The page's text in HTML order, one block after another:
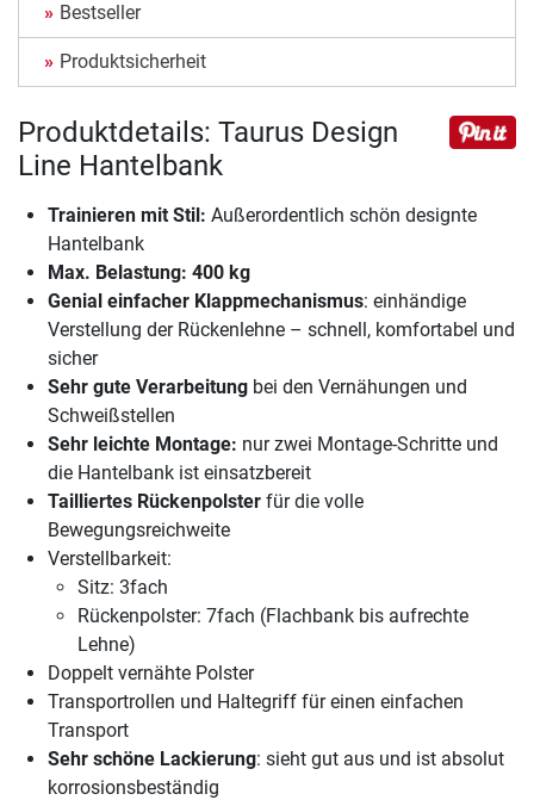
Bestseller
Produktsicherheit
Produktdetails: Taurus Design
Line Hantelbank
Trainieren mit Stil: Außerordentlich schön designte
Hantelbank
Max. Belastung: 400 kg
Genial einfacher Klappmechanismus: einhändige
Verstellung der Rückenlehne – schnell, komfortabel und
sicher
Sehr gute Verarbeitung bei den Vernähungen und
Schweißstellen
Sehr leichte Montage: nur zwei Montage-Schritte und
die Hantelbank ist einsatzbereit
Tailliertes Rückenpolster für die volle
Bewegungsreichweite
Verstellbarkeit:
Sitz: 3fach
Rückenpolster: 7fach (Flachbank bis aufrechte
Lehne)
Doppelt vernähte Polster
Transportrollen und Haltegriff für einen einfachen
Transport
Sehr schöne Lackierung: sieht gut aus und ist absolut
korrosionsbeständig